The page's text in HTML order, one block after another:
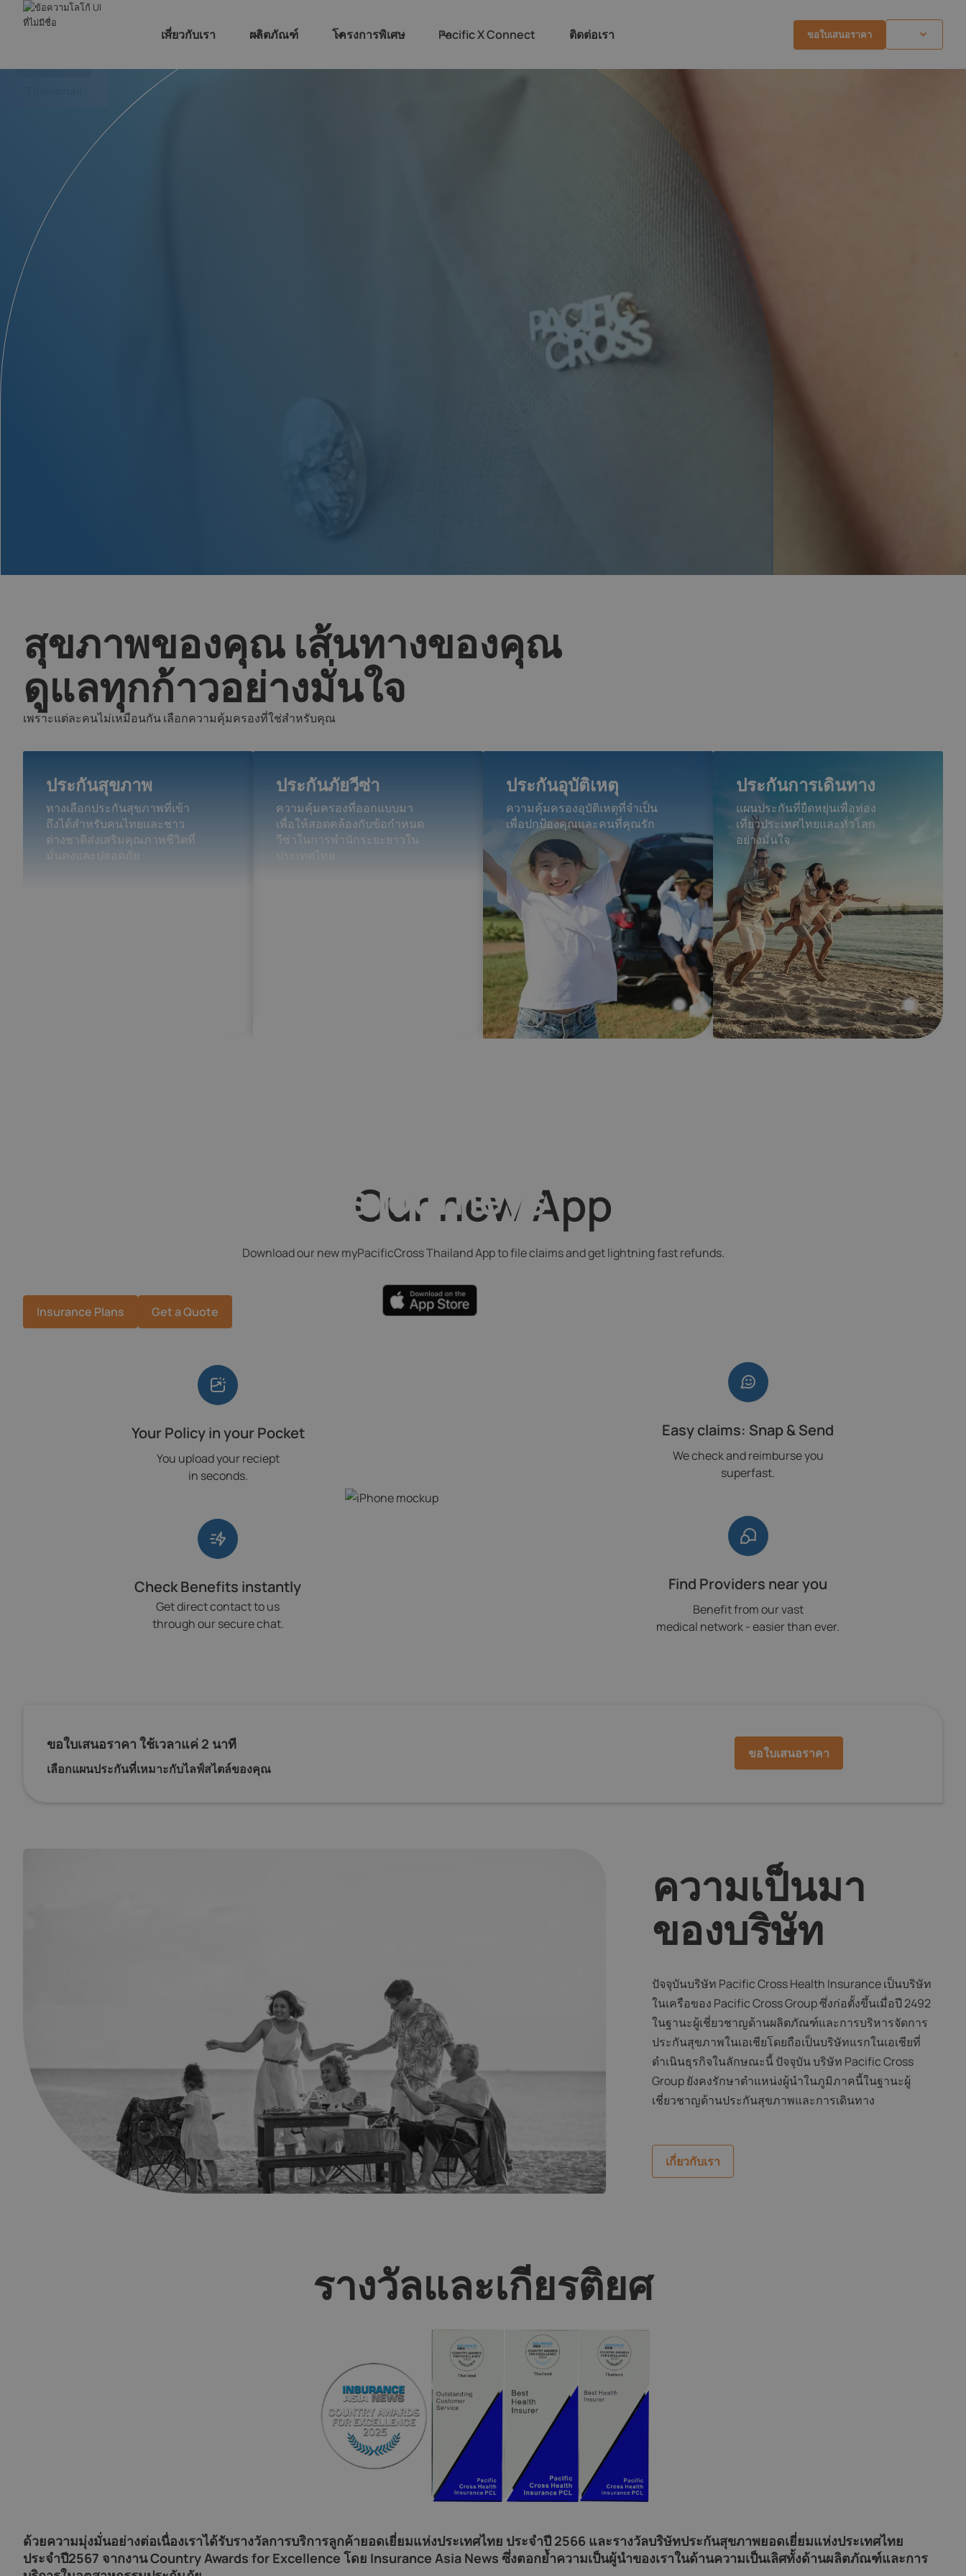
เกี่ยวกับเรา ผลิตภัณฑ์ โครงการพิเศษ Pacific X Connect ติดต่อเรา ขอใบเสนอราคา
A partner for life's journeys
Insurance Plans Get a Quote
สุขภาพของคุณ เส้นทางของคุณ
ดูแลทุกก้าวอย่างมั่นใจ
เพราะแต่ละคนไม่เหมือนกัน เลือกความคุ้มครองที่ใช่สำหรับคุณ
ประกันสุขภาพ
ทางเลือกประกันสุขภาพที่เข้า
ถึงได้สำหรับคนไทยและชาว
ต่างชาติส่งเสริมคุณภาพชีวิตที่
มั่นคงและปลอดภัย
ประกันภัยวีซ่า
ความคุ้มครองที่ออกแบบมา
เพื่อให้สอดคล้องกับข้อกำหนด
วีซ่าในการพำนักระยะยาวใน
ประเทศไทย
ประกันอุบัติเหตุ
ความคุ้มครองอุบัติเหตุที่จำเป็น
เพื่อปกป้องคุณและคนที่คุณรัก
ประกันการเดินทาง
แผนประกันที่ยืดหยุ่นเพื่อท่อง
เที่ยวประเทศไทยและทั่วโลก
อย่างมั่นใจ
Our new App
Download our new myPacificCross Thailand App to file claims and get lightning fast refunds.
Your Policy in your Pocket
You upload your reciept
in seconds.
Check Benefits instantly
Get direct contact to us
through our secure chat.
Easy claims: Snap & Send
We check and reimburse you
superfast.
Find Providers near you
Benefit from our vast
medical network - easier than ever.
ขอใบเสนอราคา ใช้เวลาแค่ 2 นาที
เลือกแผนประกันที่เหมาะกับไลฟ์สไตล์ของคุณ
ขอใบเสนอราคา
ความเป็นมา
ของบริษัท
ปัจจุบันบริษัท Pacific Cross Health Insurance เป็นบริษัท
ในเครือของ Pacific Cross Group ซึ่งก่อตั้งขึ้นเมื่อปี 2492
ในฐานะผู้เชี่ยวชาญด้านผลิตภัณฑ์และการบริหารจัดการ
ประกันสุขภาพในเอเชียโดยถือเป็นบริษัทแรกในเอเชียที่
ดำเนินธุรกิจในลักษณะนี้ ปัจจุบัน บริษัท Pacific Cross
Group ยังคงรักษาตำแหน่งผู้นำในภูมิภาคนี้ในฐานะผู้
เชี่ยวชาญด้านประกันสุขภาพและการเดินทาง
เกี่ยวกับเรา
รางวัลและเกียรติยศ
ด้วยความมุ่งมั่นอย่างต่อเนื่องเราได้รับรางวัลการบริการลูกค้ายอดเยี่ยมแห่งประเทศไทย ประจำปี 2566 และรางวัลบริษัทประกันสุขภาพยอดเยี่ยมแห่งประเทศไทย
ประจำปี2567 จากงาน Country Awards for Excellence โดย Insurance Asia News ซึ่งตอกย้ำความเป็นผู้นำของเราในด้านความเป็นเลิศทั้งด้านผลิตภัณฑ์และการ